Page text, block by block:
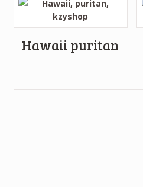
Hawaii puritan